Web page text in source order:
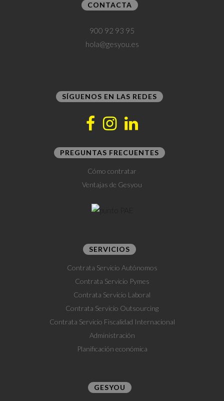
CONTACTA
900 92 93 95
hola@gesyou.es
SÍGUENOS EN LAS REDES
PREGUNTAS FRECUENTES
Cómo contratar
Ventajas de Gesyou
SERVICIOS
Contrata Servicio Autónomos
Contrata Servicio Pymes
Contrata Servicio Laboral
Contrata Servicio Outsourcing
Contrata Servicio Fiscalidad Internacional
Administración
Planificación económica
GESYOU